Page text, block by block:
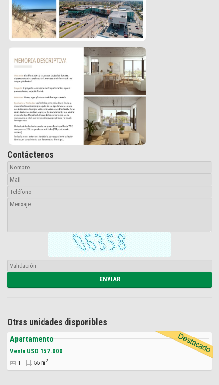
Contáctenos
Otras unidades disponibles
Apartamento
Venta USD 157.000
1
55 m2